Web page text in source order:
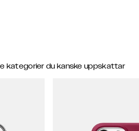
kategorier du kanske uppskattar